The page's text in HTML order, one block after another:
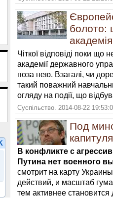
болото:
Чіткої відповіді поки що
академії державного
поза нею. Взагалі, чи
такий поважний
огляду на події, що
Суспільство. 2014-08-22
Под
В конфликте с
Путина нет военного
смотрит на карту
действий, и масштаб
тем активнее